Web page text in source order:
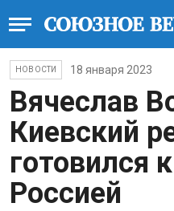
НОВОСТИ 18 января 2023
Вячеслав
Киевский
готовился
Россией